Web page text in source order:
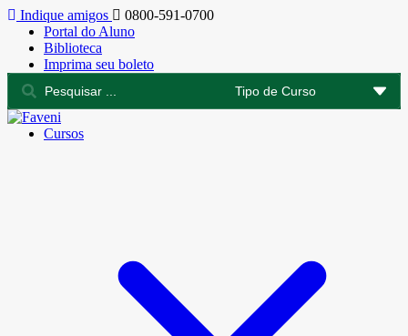
Indique amigos
0800-591-0700
Portal do Aluno
Biblioteca
Imprima seu boleto
Cursos